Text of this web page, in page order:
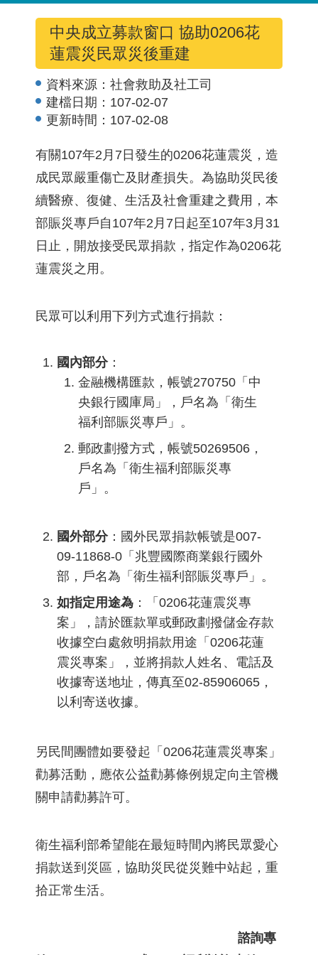
中央成立募款窗口 協助0206花
蓮震災民眾災後重建
資料來源： 社會救助及社工司
建檔日期： 107-02-07
更新時間： 107-02-08
有關107年2月7日發生的0206花蓮震災，造
成民眾嚴重傷亡及財產損失。為協助災民後
續醫療、復健、生活及社會重建之費用，本
部賑災專戶自107年2月7日起至107年3月31
日止，開放接受民眾捐款，指定作為0206花
蓮震災之用。
民眾可以利用下列方式進行捐款：
國內部分：
金融機構匯款，帳號270750「中
央銀行國庫局」，戶名為「衛生
福利部賑災專戶」。
郵政劃撥方式，帳號50269506，
戶名為「衛生福利部賑災專
戶」。
國外部分：國外民眾捐款帳號是007-
09-11868-0「兆豐國際商業銀行國外
部，戶名為「衛生福利部賑災專戶」。
如指定用途為 ：「0206花蓮震災專
案」，請於匯款單或郵政劃撥儲金存款
收據空白處敘明捐款用途「0206花蓮
震災專案」，並將捐款人姓名、電話及
收據寄送地址，傳真至02-85906065，
以利寄送收據。
另民間團體如要發起「0206花蓮震災專案」
勸募活動，應依公益勸募條例規定向主管機
關申請勸募許可。
衛生福利部希望能在最短時間內將民眾愛心
捐款送到災區，協助災民從災難中站起，重
拾正常生活。
諮詢專